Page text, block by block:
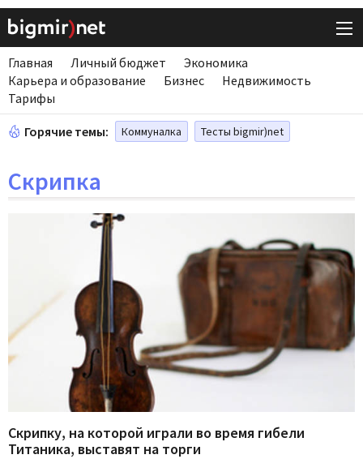
Главная Личный бюджет
Экономика
Карьера и образование
Бизнес
Недвижимость
Тарифы
Горячие темы: Коммуналка Тесты bigmir)net
Скрипка
Скрипку, на которой играли во время гибели
Титаника, выставят на торги